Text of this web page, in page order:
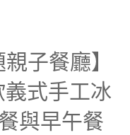
子餐廳】
義式手工冰
與早午餐